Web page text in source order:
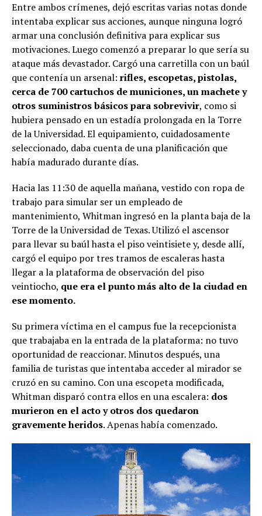
Entre ambos crímenes, dejó escritas varias notas donde
intentaba explicar sus acciones, aunque ninguna logró
armar una conclusión definitiva para explicar sus
motivaciones. Luego comenzó a preparar lo que sería su
ataque más devastador. Cargó una carretilla con un baúl
que contenía un arsenal: rifles, escopetas, pistolas,
cerca de 700 cartuchos de municiones, un machete y
otros suministros básicos para sobrevivir, como si
hubiera pensado en un estadía prolongada en la Torre
de la Universidad. El equipamiento, cuidadosamente
seleccionado, daba cuenta de una planificación que
había madurado durante días.
Hacia las 11:30 de aquella mañana, vestido con ropa de
trabajo para simular ser un empleado de
mantenimiento, Whitman ingresó en la planta baja de la
Torre de la Universidad de Texas. Utilizó el ascensor
para llevar su baúl hasta el piso veintisiete y, desde allí,
cargó el equipo por tres tramos de escaleras hasta
llegar a la plataforma de observación del piso
veintiocho, que era el punto más alto de la ciudad en
ese momento.
Su primera víctima en el campus fue la recepcionista
que trabajaba en la entrada de la plataforma: no tuvo
oportunidad de reaccionar. Minutos después, una
familia de turistas que intentaba acceder al mirador se
cruzó en su camino. Con una escopeta modificada,
Whitman disparó contra ellos en una escalera: dos
murieron en el acto y otros dos quedaron
gravemente heridos. Apenas había comenzado.